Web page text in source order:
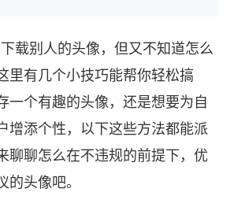
载别人的头像，但又不知道怎么
里有几个小技巧能帮你轻松搞
一个有趣的头像，还是想要为自
增添个性，以下这些方法都能派
聊聊怎么在不违规的前提下，优
的头像吧。